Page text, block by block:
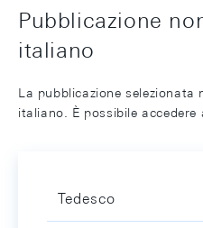
Pubblicazione
italiano
La pubblicazione selezionata
italiano. È possibile
Tedesco